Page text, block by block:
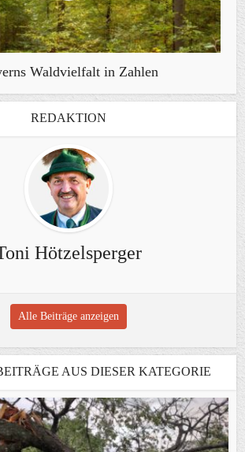
Waldvielfalt in Zahlen
REDAKTION
Hötzelsperger
Alle Beiträge anzeigen
AUS DIESER KATEGORIE